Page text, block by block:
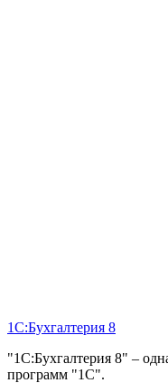
1С:Бухгалтерия 8
"1С:Бухгалтерия 8" –
программ "1С".